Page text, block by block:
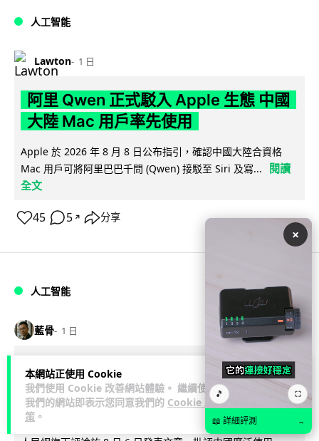
本網站正使用 Cookie
我們使用 Cookie 改善網站體驗。 繼續使用
我們的網站即表示您同意我們的 Cookie 政
策 。
人工智能
Lawton 1 日
阿里 Qwen 正式駁入 Apple 生態 中國
大陸 Mac 用戶率先使用
Apple 於 2026 年 8 月 8 日公布指引，確認中國大陸合資格
Mac 用戶可將阿里巴巴千問 (Qwen) 接駁至 Siri 及寫...
閱讀
全文
45 5 ↗ 分享
人工智能
藍骨 1 日
中國官媒批評 AI 術語濫用英文 稱
「Token」與「Agent」動搖科技話語
權
×
🎵 ⛶
📖 詳細評測 →